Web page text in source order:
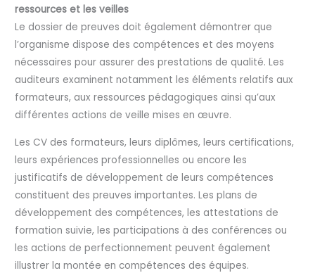
ressources et les veilles
Le dossier de preuves doit également démontrer que
l’organisme dispose des compétences et des moyens
nécessaires pour assurer des prestations de qualité. Les
auditeurs examinent notamment les éléments relatifs aux
formateurs, aux ressources pédagogiques ainsi qu’aux
différentes actions de veille mises en œuvre.
Les CV des formateurs, leurs diplômes, leurs certifications,
leurs expériences professionnelles ou encore les
justificatifs de développement de leurs compétences
constituent des preuves importantes. Les plans de
développement des compétences, les attestations de
formation suivie, les participations à des conférences ou
les actions de perfectionnement peuvent également
illustrer la montée en compétences des équipes.